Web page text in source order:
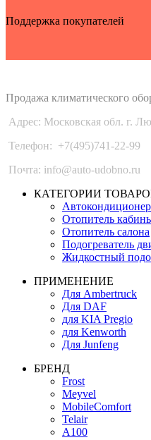
Поддержка покупателей
Продажа климатического
Адрес: Московская обл. г.
Телефон: +7(495)741-22-99
Почта: info@auto-udobno.ru
КАТЕГОРИИ
Автокондиционер
Отопитель
Отопитель салона
Подогреватель
Жидкостный
ПРИМЕНЕНИЕ
Для Ambertruck
Для DAF
для KIA Pregio
для Kenworth
Для Junfeng
БРЕНД
Frost
Meyvel
MobileComfort
Telair
А100